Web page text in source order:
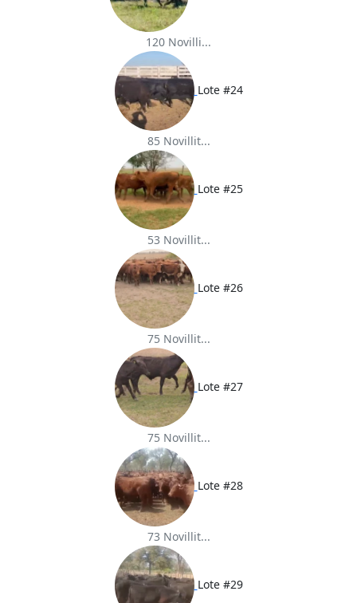
120 Novilli...
Lote #24
85 Novillit...
Lote #25
53 Novillit...
Lote #26
75 Novillit...
Lote #27
75 Novillit...
Lote #28
73 Novillit...
Lote #29